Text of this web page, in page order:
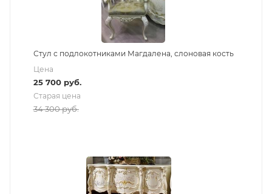
Стул с подлокотниками Магдалена, слоновая кость
Цена
25 700руб.
Старая цена
34 300руб.